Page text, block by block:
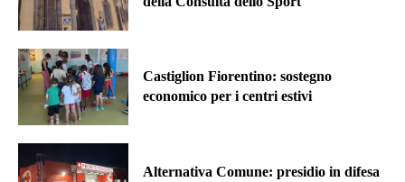
Castiglion Fiorentino: sostegno
economico per i centri estivi
Alternativa Comune: presidio in difesa